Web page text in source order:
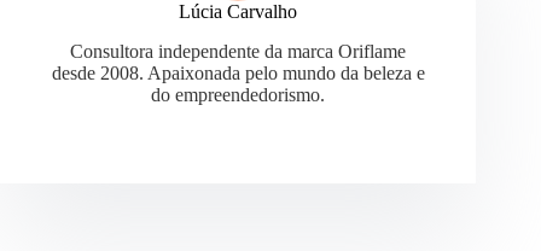
Lúcia Carvalho
Consultora independente da marca Oriflame
desde 2008. Apaixonada pelo mundo da beleza e
do empreendedorismo.